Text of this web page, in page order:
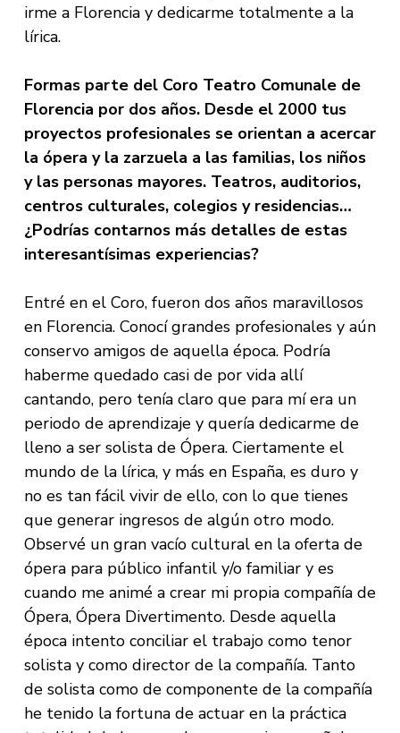
irme a Florencia y dedicarme totalmente a la
lírica.
Formas parte del Coro Teatro Comunale de
Florencia por dos años. Desde el 2000 tus
proyectos profesionales se orientan a acercar
la ópera y la zarzuela a las familias, los niños
y las personas mayores. Teatros, auditorios,
centros culturales, colegios y residencias…
¿Podrías contarnos más detalles de estas
interesantísimas experiencias?
Entré en el Coro, fueron dos años maravillosos
en Florencia. Conocí grandes profesionales y aún
conservo amigos de aquella época. Podría
haberme quedado casi de por vida allí
cantando, pero tenía claro que para mí era un
periodo de aprendizaje y quería dedicarme de
lleno a ser solista de Ópera. Ciertamente el
mundo de la lírica, y más en España, es duro y
no es tan fácil vivir de ello, con lo que tienes
que generar ingresos de algún otro modo.
Observé un gran vacío cultural en la oferta de
ópera para público infantil y/o familiar y es
cuando me animé a crear mi propia compañía de
Ópera, Ópera Divertimento. Desde aquella
época intento conciliar el trabajo como tenor
solista y como director de la compañía. Tanto
de solista como de componente de la compañía
he tenido la fortuna de actuar en la práctica